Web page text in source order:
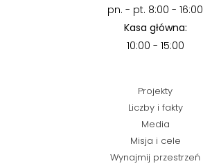
pn. - pt. 8:00 - 16:00
Kasa główna:
10:00 - 15:00
Projekty
Liczby i fakty
Media
Misja i cele
Wynajmij przestrzeń